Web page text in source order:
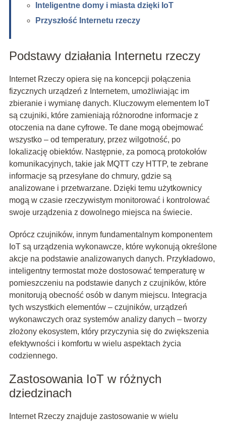
Inteligentne domy i miasta dzięki IoT
Przyszłość Internetu rzeczy
Podstawy działania Internetu rzeczy
Internet Rzeczy opiera się na koncepcji połączenia
fizycznych urządzeń z Internetem, umożliwiając im
zbieranie i wymianę danych. Kluczowym elementem IoT
są czujniki, które zamieniają różnorodne informacje z
otoczenia na dane cyfrowe. Te dane mogą obejmować
wszystko – od temperatury, przez wilgotność, po
lokalizację obiektów. Następnie, za pomocą protokołów
komunikacyjnych, takie jak MQTT czy HTTP, te zebrane
informacje są przesyłane do chmury, gdzie są
analizowane i przetwarzane. Dzięki temu użytkownicy
mogą w czasie rzeczywistym monitorować i kontrolować
swoje urządzenia z dowolnego miejsca na świecie.
Oprócz czujników, innym fundamentalnym komponentem
IoT są urządzenia wykonawcze, które wykonują określone
akcje na podstawie analizowanych danych. Przykładowo,
inteligentny termostat może dostosować temperaturę w
pomieszczeniu na podstawie danych z czujników, które
monitorują obecność osób w danym miejscu. Integracja
tych wszystkich elementów – czujników, urządzeń
wykonawczych oraz systemów analizy danych – tworzy
złożony ekosystem, który przyczynia się do zwiększenia
efektywności i komfortu w wielu aspektach życia
codziennego.
Zastosowania IoT w różnych
dziedzinach
Internet Rzeczy znajduje zastosowanie w wielu